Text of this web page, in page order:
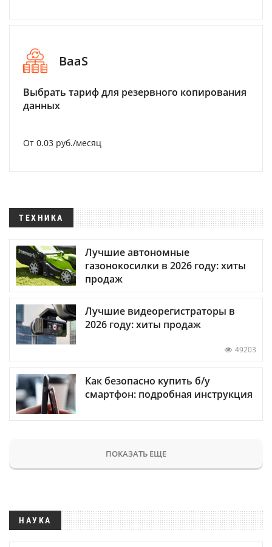
BaaS
Выбрать тариф для резервного копирования
данных
От 0.03 руб./месяц
ТЕХНИКА
Лучшие автономные
газонокосилки в 2026 году: хиты
продаж
Лучшие видеорегистраторы в
2026 году: хиты продаж
49203
Как безопасно купить б/у
смартфон: подробная инструкция
ПОКАЗАТЬ ЕЩЕ
НАУКА